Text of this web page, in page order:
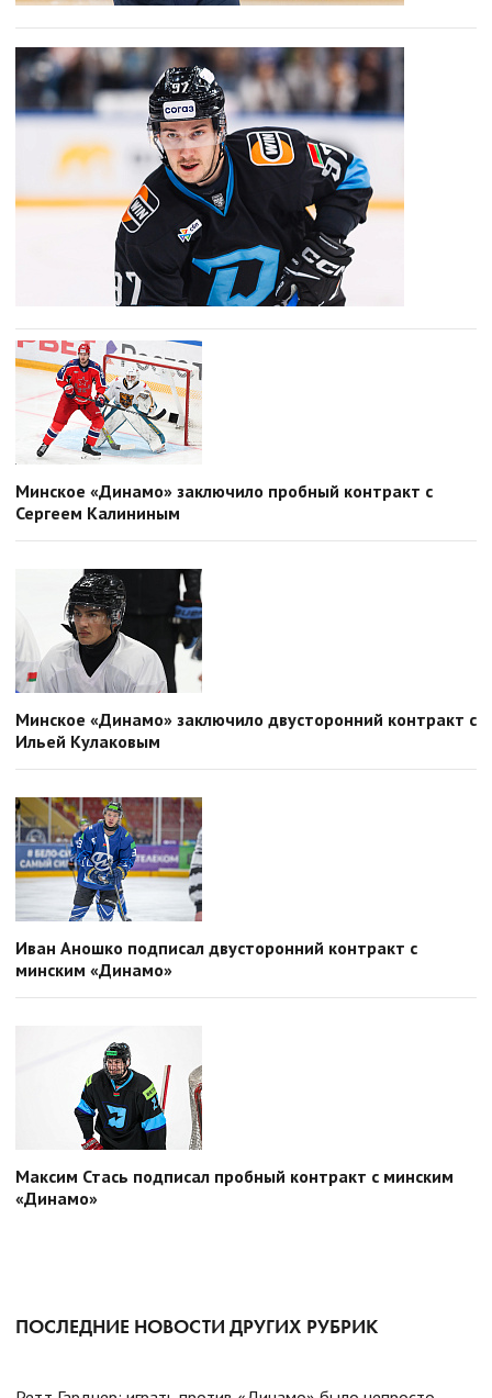
Минское «Динамо» заключило пробный контракт с
Сергеем Калининым
Минское «Динамо» заключило двусторонний контракт с
Ильей Кулаковым
Иван Аношко подписал двусторонний контракт с
минским «Динамо»
Максим Стась подписал пробный контракт с минским
«Динамо»
ПОСЛЕДНИЕ НОВОСТИ ДРУГИХ РУБРИК